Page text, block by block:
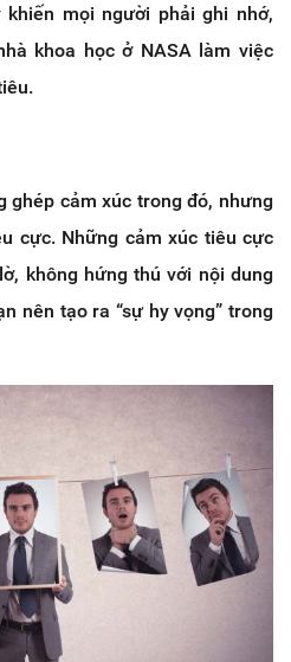
mọi người phải ghi nhớ,
khoa học ở NASA làm việc
ghép cảm xúc trong đó, nhưng
cực. Những cảm xúc tiêu cực
không hứng thú với nội dung
nên tạo ra “sự hy vọng” trong